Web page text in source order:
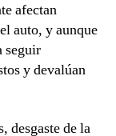
afectan
auto, y aunque
seguir
y devalúan
desgaste de la